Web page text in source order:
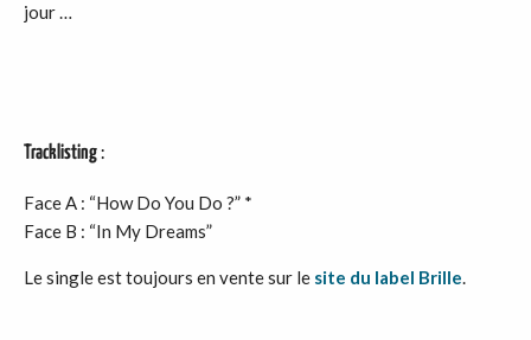
jour …
Tracklisting:
Face A : “How Do You Do ?” *
Face B : “In My Dreams”
Le single est toujours en vente sur le site du label Brille.